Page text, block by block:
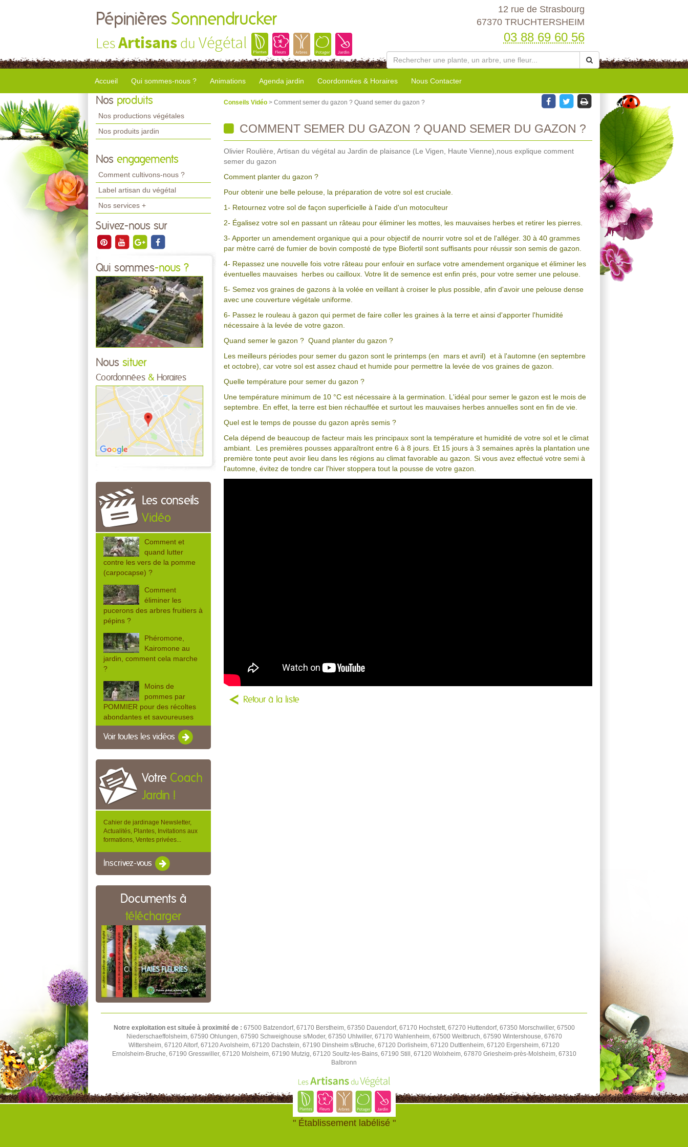
Pépinières Sonnendrucker
LesArtisans du Végétal
12 rue de Strasbourg
67370 TRUCHTERSHEIM
03 88 69 60 56
Accueil Qui sommes-nous ? Animations Agenda jardin Coordonnées & Horaires Nous Contacter
Nos produits
Nos productions végétales
Nos produits jardin
Nos engagements
Comment cultivons-nous ?
Label artisan du végétal
Nos services +
Suivez-nous sur
Qui sommes-nous ?
Nous situer
Coordonnées & Horaires
Les conseils
Vidéo
Comment et
quand lutter
contre les vers de la pomme
(carpocapse) ?
Comment
éliminer les
pucerons des arbres fruitiers à
pépins ?
Phéromone,
Kairomone au
jardin, comment cela marche
?
Moins de
pommes par
POMMIER pour des récoltes
abondantes et savoureuses
Voir toutes les vidéos
Votre Coach
Jardin !
Cahier de jardinage Newsletter,
Actualités, Plantes, Invitations aux
formations, Ventes privées...
Inscrivez-vous
Documents à
télécharger
Conseils Vidéo > Comment semer du gazon ? Quand semer du gazon ?
COMMENT SEMER DU GAZON ? QUAND SEMER DU GAZON ?
Olivier Roulière, Artisan du végétal au Jardin de plaisance (Le Vigen, Haute Vienne),nous explique comment
semer du gazon
Comment planter du gazon ?
Pour obtenir une belle pelouse, la préparation de votre sol est cruciale.
1- Retournez votre sol de façon superficielle à l'aide d'un motoculteur
2- Égalisez votre sol en passant un râteau pour éliminer les mottes, les mauvaises herbes et retirer les pierres.
3- Apporter un amendement organique qui a pour objectif de nourrir votre sol et de l'alléger. 30 à 40 grammes
par mètre carré de fumier de bovin composté de type Biofertil sont suffisants pour réussir son semis de gazon.
4- Repassez une nouvelle fois votre râteau pour enfouir en surface votre amendement organique et éliminer les
éventuelles mauvaises herbes ou cailloux. Votre lit de semence est enfin prés, pour votre semer une pelouse.
5- Semez vos graines de gazons à la volée en veillant à croiser le plus possible, afin d'avoir une pelouse dense
avec une couverture végétale uniforme.
6- Passez le rouleau à gazon qui permet de faire coller les graines à la terre et ainsi d'apporter l'humidité
nécessaire à la levée de votre gazon.
Quand semer le gazon ? Quand planter du gazon ?
Les meilleurs périodes pour semer du gazon sont le printemps (en mars et avril) et à l'automne (en septembre
et octobre), car votre sol est assez chaud et humide pour permettre la levée de vos graines de gazon.
Quelle température pour semer du gazon ?
Une température minimum de 10 °C est nécessaire à la germination. L'idéal pour semer le gazon est le mois de
septembre. En effet, la terre est bien réchauffée et surtout les mauvaises herbes annuelles sont en fin de vie.
Quel est le temps de pousse du gazon après semis ?
Cela dépend de beaucoup de facteur mais les principaux sont la température et humidité de votre sol et le climat
ambiant. Les premières pousses apparaîtront entre 6 à 8 jours. Et 15 jours à 3 semaines après la plantation une
première tonte peut avoir lieu dans les régions au climat favorable au gazon. Si vous avez effectué votre semi à
l'automne, évitez de tondre car l'hiver stoppera tout la pousse de votre gazon.
Retour à la liste
Notre exploitation est située à proximité de : 67500 Batzendorf, 67170 Berstheim, 67350 Dauendorf, 67170 Hochstett, 67270 Huttendorf, 67350 Morschwiller, 67500
Niederschaeffolsheim, 67590 Ohlungen, 67590 Schweighouse s/Moder, 67350 Uhlwiller, 67170 Wahlenheim, 67500 Weitbruch, 67590 Wintershouse, 67670
Wittersheim, 67120 Altorf, 67120 Avolsheim, 67120 Dachstein, 67190 Dinsheim s/Bruche, 67120 Dorlisheim, 67120 Duttlenheim, 67120 Ergersheim, 67120
Ernolsheim-Bruche, 67190 Gresswiller, 67120 Molsheim, 67190 Mutzig, 67120 Soultz-les-Bains, 67190 Still, 67120 Wolxheim, 67870 Griesheim-près-Molsheim, 67310
Balbronn
" Établissement labélisé "